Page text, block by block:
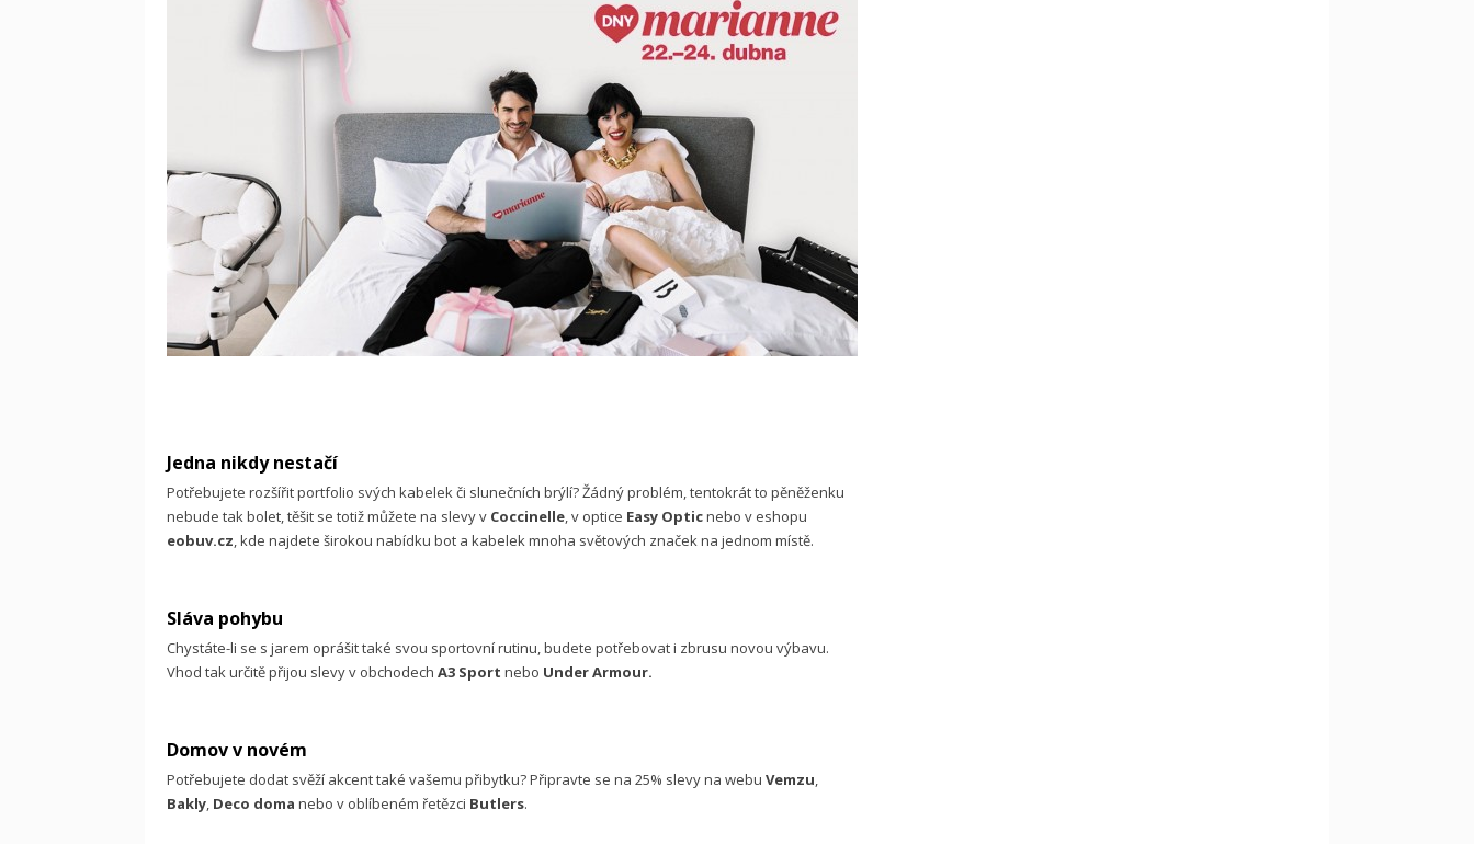
Jedna nikdy nestačí
Potřebujete rozšířit portfolio svých kabelek či slunečních brýlí? Žádný problém, tentokrát to pěněženku
nebude tak bolet, těšit se totiž můžete na slevy v Coccinelle, v optice Easy Opticnebo v eshopu
eobuv.cz, kde najdete širokou nabídku bot a kabelek mnoha světových značek na jednom místě.
Sláva pohybu
Chystáte-li se s jarem oprášit také svou sportovní rutinu, budete potřebovat i zbrusu novou výbavu.
Vhod tak určitě přijou slevy v obchodech A3 Sport nebo Under Armour.
Domov v novém
Potřebujete dodat svěží akcent také vašemu přibytku? Připravte se na 25% slevy na webu Vemzu,
Bakly, Deco doma nebo v oblíbeném řetězci Butlers.